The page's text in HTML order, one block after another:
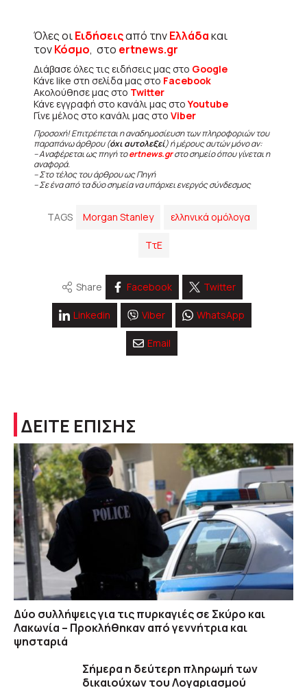
Όλες οιΕιδήσειςαπό τηνΕλλάδακαι
τονΚόσμο, στο ertnews.gr
Διάβασε όλες τις ειδήσεις μας στο Google
Κάνε like στη σελίδα μας στο Facebook
Ακολούθησε μας στο Twitter
Κάνε εγγραφή στο κανάλι μας στοYoutube
Γίνε μέλος στο κανάλι μας στο Viber
Προσοχή! Επιτρέπεται η αναδημοσίευση των πληροφοριών του
παραπάνω άρθρου (όχι αυτολεξεί) ή μέρους αυτών μόνο αν:
– Αναφέρεται ως πηγή τοertnews.grστο σημείο όπου γίνεται η
αναφορά.
– Στο τέλος του άρθρου ως Πηγή
– Σε ένα από τα δύο σημεία να υπάρχει ενεργός σύνδεσμος
TAGS Morgan Stanley ελληνικά ομόλογα
ΤτΕ
Share Facebook Twitter
Linkedin Viber WhatsApp
Email
ΔΕΙΤΕ ΕΠΙΣΗΣ
Δύο συλλήψεις για τις πυρκαγιές σε Σκύρο και
Λακωνία – Προκλήθηκαν από γεννήτρια και
ψησταριά
Σήμερα η δεύτερη πληρωμή των
δικαιούχων του Λογαριασμού